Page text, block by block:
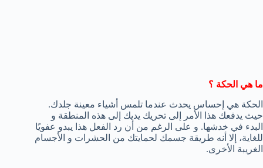
ما هي الحكة ؟
الحكة هي إحساس يحدث عندما تلمس أشياء معينة جلدك.
حيث يدفعك هذا الأمر إلى تحريك يديك إلى هذه المنطقة و
البدء في خدشها. و على الرغم من أن رد الفعل هذا يبدو عفويًا
للغاية، إلا أنه طريقة جسمك لحمايتك من الحشرات و الأجسام
الغريبة الأخرى.